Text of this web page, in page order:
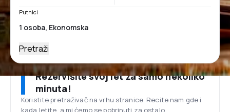
Putnici
Pretraži
Rezervišite svoj let za samo nekoliko
minuta!
Koristite pretraživač na vrhu stranice. Recite nam gde i
kada letite, a mi ćemo se pobrinuti za ostalo.